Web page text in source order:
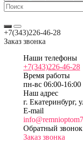
+7(343)226-46-28
Заказ звонка
Наши телефоны
+7(343)226-46-28
Время работы
пн-вс 06:00-16:00
Наш адрес
г. Екатеринбург,
E-mail
Обратный звонок
Заказ звонка